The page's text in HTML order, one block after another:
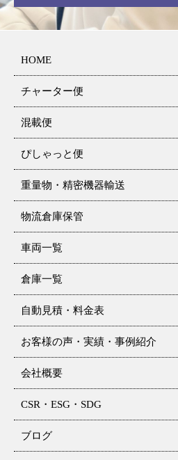
HOME
チャーター便
混載便
ぴしゃっと便
重量物・精密機器輸送
物流倉庫保管
車両一覧
倉庫一覧
自動見積・料金表
お客様の声・実績・事例紹介
会社概要
CSR・ESG・SDG
ブログ